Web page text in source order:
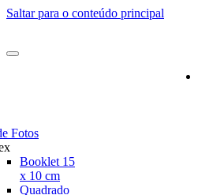
Saltar para o conteúdo principal
Fotos
Booklet 15
x 10 cm
Quadrado